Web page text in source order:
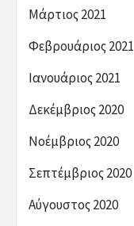
Μάρτιος 2021
Φεβρουάριος 2021
Ιανουάριος 2021
Δεκέμβριος 2020
Νοέμβριος 2020
Σεπτέμβριος 2020
Αύγουστος 2020